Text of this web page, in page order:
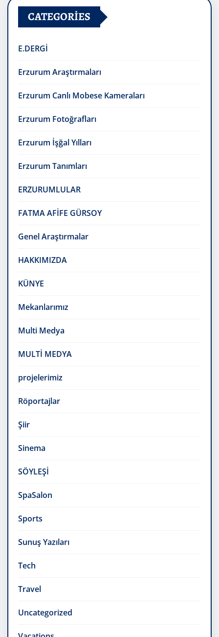
CATEGORIES
E.DERGİ
Erzurum Araştırmaları
Erzurum Canlı Mobese Kameraları
Erzurum Fotoğrafları
Erzurum İşğal Yılları
Erzurum Tanımları
ERZURUMLULAR
FATMA AFİFE GÜRSOY
Genel Araştırmalar
HAKKIMIZDA
KÜNYE
Mekanlarımız
Multi Medya
MULTİ MEDYA
projelerimiz
Röportajlar
Şiir
Sinema
SÖYLEŞİ
SpaSalon
Sports
Sunuş Yazıları
Tech
Travel
Uncategorized